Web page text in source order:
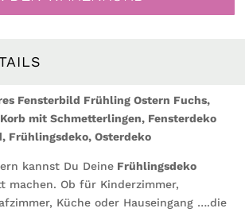
Fensterbild Frühling Ostern Fuchs,
mit Schmetterlingen, Fensterdeko
Frühlingsdeko, Osterdeko
kannst Du Deine Frühlingsdeko
machen. Ob für Kinderzimmer,
Küche oder Hauseingang ….die